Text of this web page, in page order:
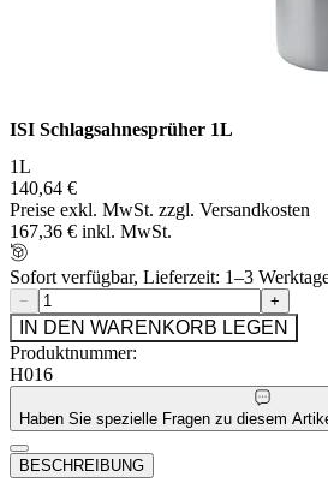
ISI Schlagsahnesprüher 1L
1L
140,64 €
Preise exkl. MwSt. zzgl. Versandkosten
167,36 € inkl. MwSt.
Sofort verfügbar, Lieferzeit: 1–3
− +
IN DEN WARENKORB LEGEN
Produktnummer:
H016
Haben Sie spezielle Fragen zu diesem
BESCHREIBUNG